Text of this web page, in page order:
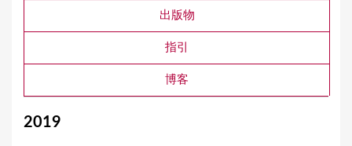
出版物
指引
博客
2019